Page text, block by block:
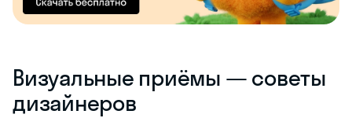
Визуальные приёмы — советы
дизайнеров